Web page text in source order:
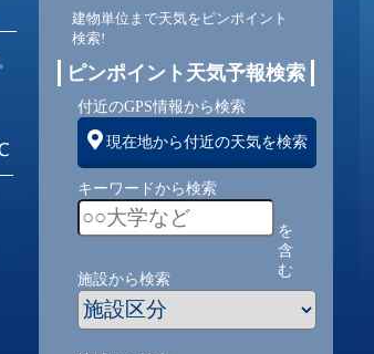
1 1 0 0
建物単位まで天気をピンポイント
検索!
ピンポイント天気予報検索
付近のGPS情報から検索
現在地から付近の天気を検索
キーワードから検索
を
含
む
施設から検索